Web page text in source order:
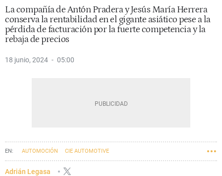
La compañía de Antón Pradera y Jesús María Herrera
conserva la rentabilidad en el gigante asiático pese a la
pérdida de facturación por la fuerte competencia y la
rebaja de precios
18 junio, 2024 05:00
AUTOMOCIÓN CIE AUTOMOTIVE
Adrián Legasa